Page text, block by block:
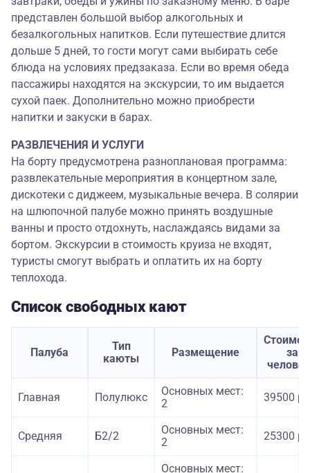
представлен большой выбор алкогольных и
безалкогольных напитков. Если путешествие длится
дольше 5 дней, то гости могут сами выбирать себе
блюда на условиях предзаказа. Если во время обеда
пассажиры находятся на экскурсии, то им выдается
сухой паек. Дополнительно можно приобрести
напитки и закуски в барах.
РАЗВЛЕЧЕНИЯ И УСЛУГИ
На борту предусмотрена разноплановая программа:
развлекательные мероприятия в концертном зале,
дискотеки с диджеем, музыкальные вечера. В солярии
на шлюпочной палубе можно принять воздушные
ванны и просто отдохнуть, наслаждаясь видами за
бортом. Экскурсии в стоимость круиза не входят,
туристы смогут выбрать и оплатить их на борту
теплохода.
Список свободных кают
Палуба
Тип
каюты
Размещение
за
Главная Полулюкс
Основных мест:
2
39500
Средняя Б2/2
Основных мест:
2
25300
Основных мест: